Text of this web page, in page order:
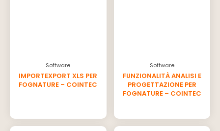
Software
IMPORTEXPORT XLS PER
FOGNATURE – COINTEC
Software
FUNZIONALITÀ ANALISI E
PROGETTAZIONE PER
FOGNATURE – COINTEC